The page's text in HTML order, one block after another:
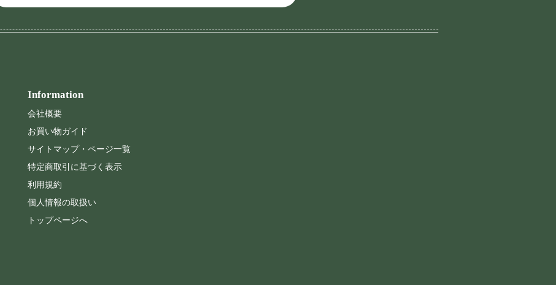
Information
会社概要
お買い物ガイド
サイトマップ・ページ一覧
特定商取引に基づく表示
利用規約
個人情報の取扱い
トップページへ